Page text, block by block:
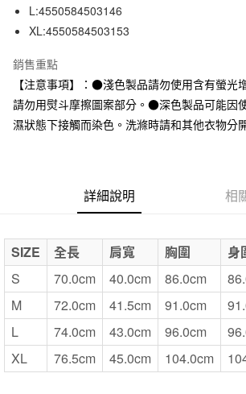
元大商業銀行
玉山商業銀行
台灣樂天信用卡公司
悠遊付
全家取貨付款
每筆NT$65，滿NT$1,000(含以上)免運費
付款後全家取貨
每筆NT$65，滿NT$1,000(含以上)免運費
付款後7-11取貨
每筆NT$65，滿NT$1,000(含以上)免運費
宅配
每筆NT$150，滿NT$2,000(含以上)免運費
無印良品門市自取
免運費
L:4550584503146
XL:4550584503153
銷售重點
【注意事項】：●淺色製品請勿使用含有螢
請勿用熨斗摩擦圖案部分。●深色製品可能因
濕狀態下接觸而染色。洗滌時請和其他衣物分
詳細說明 相
SIZE 全長 肩寬 胸圍 身
S
70.0cm 40.0cm 86.0cm
M
72.0cm 41.5cm 91.0cm
L
74.0cm 43.0cm 96.0cm
XL
76.5cm 45.0cm 104.0cm